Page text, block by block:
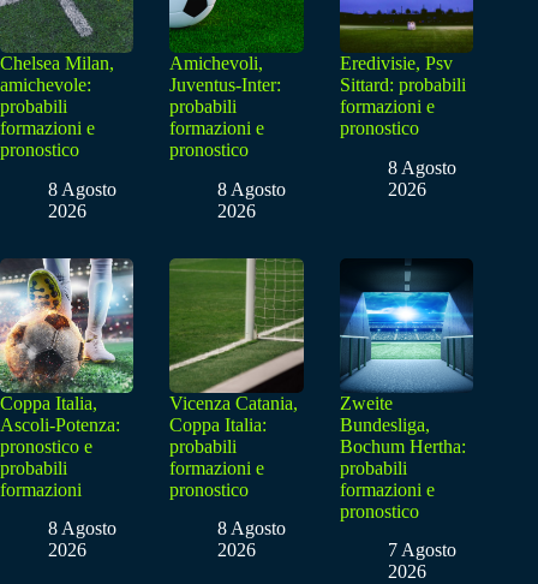
Chelsea Milan,
amichevole:
probabili
formazioni e
pronostico
8 Agosto
2026
Amichevoli,
Juventus-Inter:
probabili
formazioni e
pronostico
8 Agosto
2026
Eredivisie, Psv
Sittard: probabili
formazioni e
pronostico
8 Agosto
2026
Coppa Italia,
Ascoli-Potenza:
pronostico e
probabili
formazioni
8 Agosto
2026
Vicenza Catania,
Coppa Italia:
probabili
formazioni e
pronostico
8 Agosto
2026
Zweite
Bundesliga,
Bochum Hertha:
probabili
formazioni e
pronostico
7 Agosto
2026